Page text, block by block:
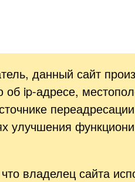
данный сайт
об ip-адресе,
улучшения
владелец сайта